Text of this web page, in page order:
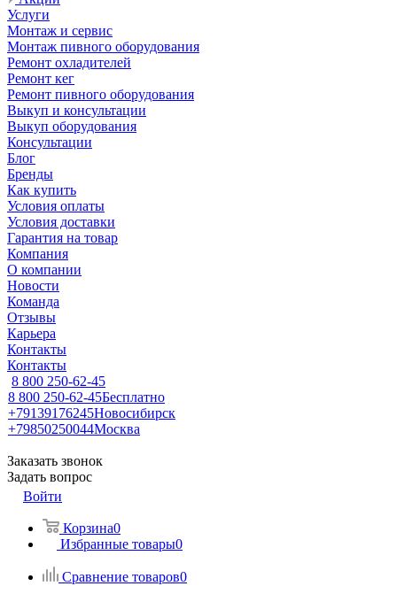
Услуги
Монтаж и сервис
Монтаж пивного оборудования
Ремонт охладителей
Ремонт кег
Ремонт пивного оборудования
Выкуп и консультации
Выкуп оборудования
Консультации
Блог
Бренды
Как купить
Условия оплаты
Условия доставки
Гарантия на товар
Компания
О компании
Новости
Команда
Отзывы
Карьера
Контакты
Контакты
8 800 250-62-45
8 800 250-62-45Бесплатно
+79139176245Новосибирск
+79850250044Москва
Заказать звонок
Задать вопрос
Войти
Корзина0
Избранные товары0
Сравнение товаров0